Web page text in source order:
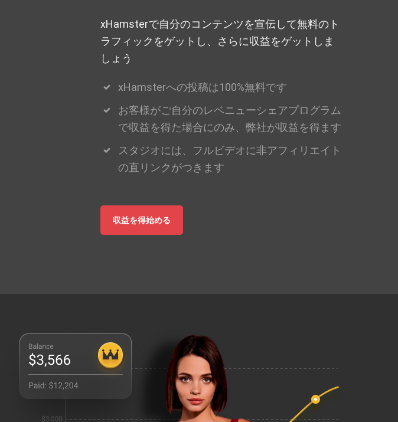
xHamsterで自分のコンテンツを宣伝して無料のト
ラフィックをゲットし、さらに収益をゲットしま
しょう
xHamsterへの投稿は100%無料です
お客様がご自分のレベニューシェアプログラム
で収益を得た場合にのみ、弊社が収益を得ます
スタジオには、フルビデオに非アフィリエイト
の直リンクがつきます
収益を得始める